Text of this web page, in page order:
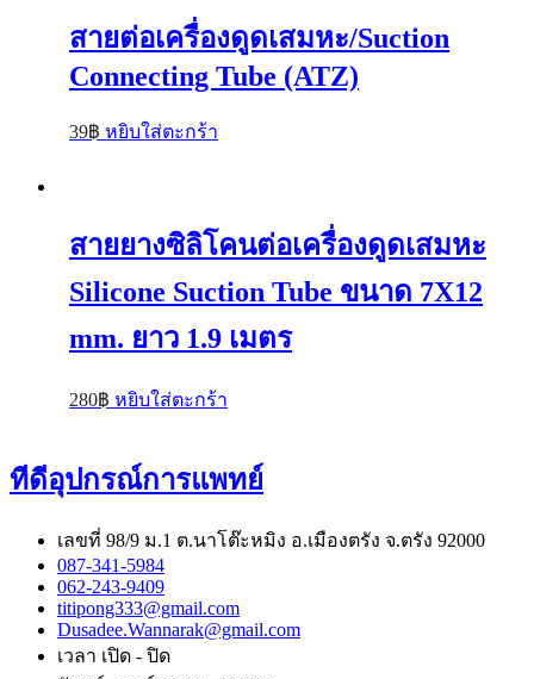
สายต่อเครื่องดูดเสมหะ/Suction
Connecting Tube (ATZ)
39฿ หยิบใส่ตะกร้า
สายยางซิลิโคนต่อเครื่องดูดเสมหะ
Silicone Suction Tube ขนาด 7X12
mm. ยาว 1.9 เมตร
280฿ หยิบใส่ตะกร้า
ทีดีอุปกรณ์การแพทย์
เลขที่ 98/9 ม.1 ต.นาโต๊ะหมิง อ.เมืองตรัง จ.ตรัง 92000
087-341-5984
062-243-9409
titipong333@gmail.com
Dusadee.Wannarak@gmail.com
เวลา เปิด - ปิด